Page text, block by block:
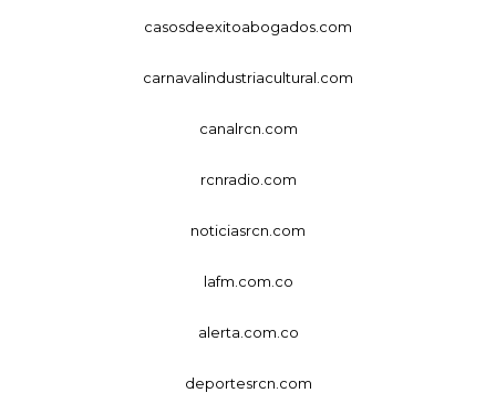
casosdeexitoabogados.com
carnavalindustriacultural.com
canalrcn.com
rcnradio.com
noticiasrcn.com
lafm.com.co
alerta.com.co
deportesrcn.com